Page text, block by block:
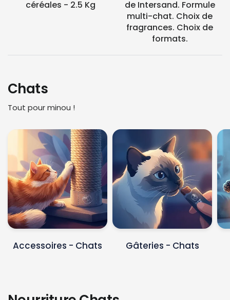
céréales - 2.5 Kg
de Intersand. Formule
multi-chat. Choix de
fragrances. Choix de
formats.
Chats
Tout pour minou !
Accessoires - Chats Gâteries - Chats